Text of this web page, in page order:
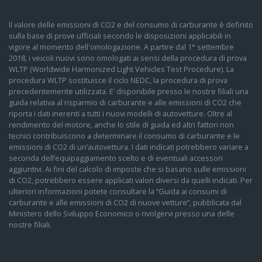
Skoda infotainment - 10,4 con gesture control, wlan, radio dab,
bluetooth, voice control e tecnologia ready4navi
Skoda infotainment - 13 con navigatore, wlan, radio dab,
bluetooth, voice control ready for chat gpt e display cleaner
Smartlink con carplay (apple), android auto (google), mirrorlink
Specchietti retrovisori esterni regolabili, riscaldabili e ripiegabili
elettricamente, fotocromatico lato guida, con luci di cortesia
laterali
Specchietto di cortesia sull&apos;aletta parasole illuminato
Specchietto retrovisore interno fotocromatico frameless
Spia allacciamento cinture di sicurezza anteriori e posteriori
Il valore delle emissioni di CO2 e del consumo di carburante è definito
sulla base di prove ufficiali secondo le disposizioni applicabili in
vigore al momento dell'omologazione. A partire dal 1° settembre
2018, i veicoli nuovi sono omologati ai sensi della procedura di prova
WLTP (Worldwide Harmonized Light Vehicles Test Procedure). La
procedura WLTP sostituisce il ciclo NEDC, la procedura di prova
precedentemente utilizzata. E’ disponibile presso le nostre filiali una
guida relativa al risparmio di carburante e alle emissioni di CO2 che
riporta i dati inerenti a tutti i nuovi modelli di autovetture. Oltre al
rendimento del motore, anche lo stile di guida ed altri fattori non
tecnici contribuiscono a determinare il consumo di carburante e le
emissioni di CO2 di un’autovettura. I dati indicati potrebbero variare a
seconda dell’equipaggiamento scelto e di eventuali accessori
aggiuntivi. Ai fini del calcolo di imposte che si basano sulle emissioni
di CO2, potrebbero essere applicati valori diversi da quelli indicati. Per
ulteriori informazioni potete consultare la “Guida ai consumi di
carburante e alle emissioni di CO2 di nuove vetture”, pubblicata dal
Ministero dello Sviluppo Economico o rivolgervi presso una delle
nostre filiali.